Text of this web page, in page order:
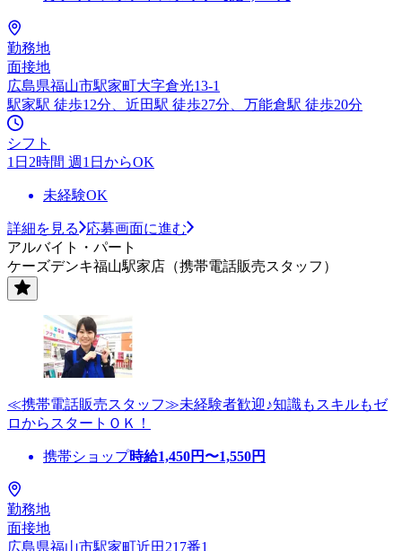
勤務地
面接地
広島県福山市駅家町大字倉光13-1
駅家駅 徒歩12分、近田駅 徒歩27分、万能倉駅 徒歩20分
シフト
1日2時間 週1日からOK
未経験OK
詳細を見る
応募画面に進む
アルバイト・パート
ケーズデンキ福山駅家店（携帯電話販売スタッフ）
≪携帯電話販売スタッフ≫未経験者歓迎♪知識もスキルもゼ
ロからスタートＯＫ！
携帯ショップ時給1,450円〜1,550円
勤務地
面接地
広島県福山市駅家町近田217番1